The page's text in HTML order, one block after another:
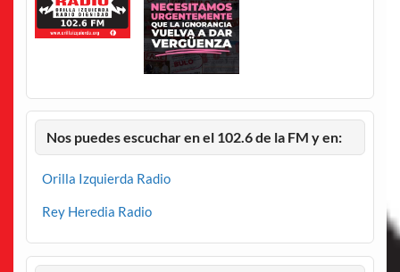
Nos puedes escuchar en el 102.6 de la FM y en:
Orilla Izquierda Radio
Rey Heredia Radio